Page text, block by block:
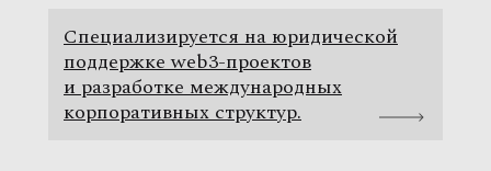
Специализируется на юридической
поддержке web3-проектов
и разработке международных
корпоративных структур.